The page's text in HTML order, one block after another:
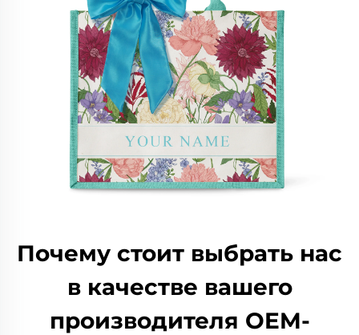
Почему стоит выбрать нас
в качестве вашего
производителя OEM-